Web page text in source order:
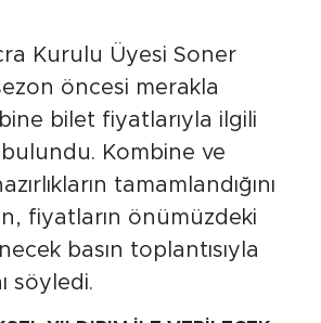
Kurulu Üyesi Soner
öncesi merakla
bilet fiyatlarıyla ilgili
bulundu. Kombine ve
tamamlandığını
fiyatların önümüzdeki
basın toplantısıyla
söyledi.